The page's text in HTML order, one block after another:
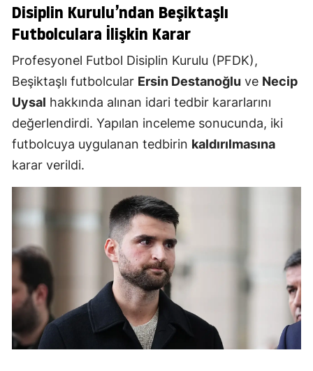
Disiplin Kurulu’ndan Beşiktaşlı
Futbolculara İlişkin Karar
Profesyonel Futbol Disiplin Kurulu (PFDK),
Beşiktaşlı futbolcular Ersin Destanoğlu ve Necip
Uysal hakkında alınan idari tedbir kararlarını
değerlendirdi. Yapılan inceleme sonucunda, iki
futbolcuya uygulanan tedbirin kaldırılmasına
karar verildi.